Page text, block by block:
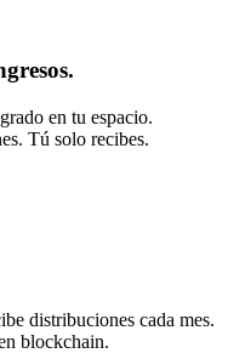
en tu espacio.
Tú solo recibes.
distribuciones cada mes.
blockchain.